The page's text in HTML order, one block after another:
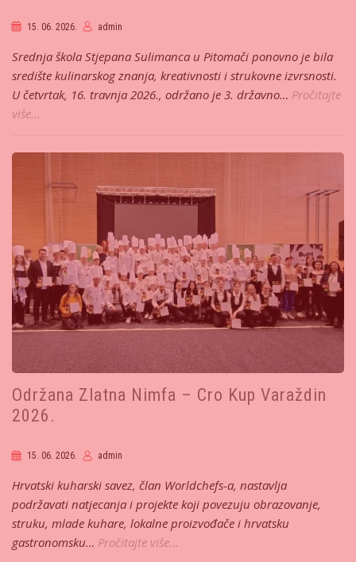
15. 06. 2026. admin
Srednja škola Stjepana Sulimanca u Pitomači ponovno je bila
središte kulinarskog znanja, kreativnosti i strukovne izvrsnosti.
U četvrtak, 16. travnja 2026., održano je 3. državno… Pročitajte
više...
Održana Zlatna Nimfa – Cro Kup Varaždin
2026.
15. 06. 2026. admin
Hrvatski kuharski savez, član Worldchefs-a, nastavlja
podržavati natjecanja i projekte koji povezuju obrazovanje,
struku, mlade kuhare, lokalne proizvođače i hrvatsku
gastronomsku… Pročitajte više...